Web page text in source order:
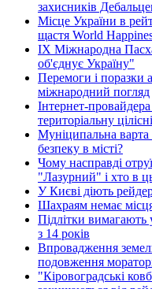
захисників
Місце України в
щастя World
ІХ Міжнародна
об'єднує Україну"
Перемоги і поразки
міжнародний погляд
Інтернет-
територіальну
Муніципальна варта
безпеку в місті?
Чому насправді
"Лазурний" і хто в
У Києві діють
Шахраям немає
Підлітки вимагають
з 14 років
Впровадження
подовження
"Кіровоградські